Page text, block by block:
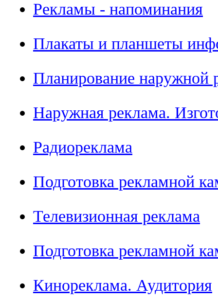
Рекламы - напоминания
Плакаты и планшеты
Планирование наружной
Наружная реклама.
Радиореклама
Подготовка рекламной
Телевизионная реклама
Подготовка рекламной
Кинореклама. Аудитория